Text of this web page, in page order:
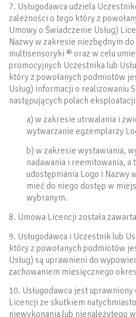
7. Usługodawca udziela
zależności o tego który z
Umowy o Świadczenie Usług)
Nazwy w zakresie niezbędnym
multisensoryki ® oraz w celu
promocyjnych Uczestnika lub
który z powołanych podmiotów
Usług) informacji o realizowaniu
następujących polach
a) w zakresie utrwalania i
wytwarzanie egzemplarzy
b) w zakresie wystawiania,
nadawania i reemitowania, a
udostępniania Logo i Nazwy
mieć do niego dostęp w
wybranym.
8. Umowa Licencji została
9. Usługodawca i Uczestnik lub
który z powołanych podmiotów
Usług) są uprawnieni do
zachowaniem miesięcznego
10. Usługodawca jest
Licencji ze skutkiem
niewykonania lub nienależytego